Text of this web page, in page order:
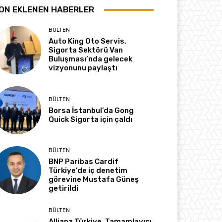
EKLENEN HABERLER
BÜLTEN
Auto King Oto Servis,
Sigorta Sektörü Van
Buluşması’nda gelecek
vizyonunu paylaştı
BÜLTEN
Borsa İstanbul’da Gong
Quick Sigorta için çaldı
BÜLTEN
BNP Paribas Cardif
Türkiye’de iç denetim
görevine Mustafa Güneş
getirildi
BÜLTEN